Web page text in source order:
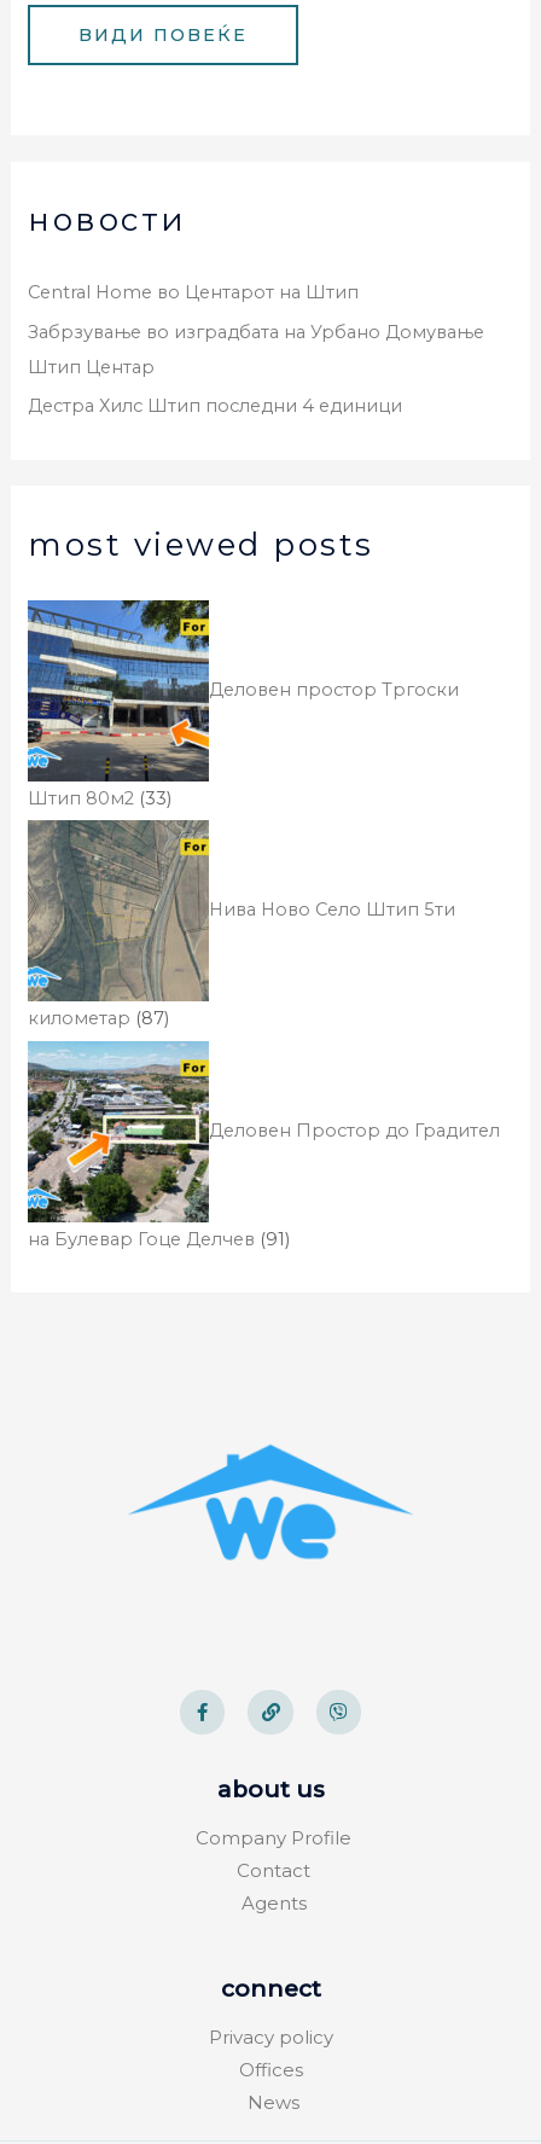
новости
Central Home во Центарот на Штип
Забрзување во изградбата на Урбано Домување
Штип Центар
Дестра Хилс Штип последни 4 единици
most viewed posts
Деловен простор Тргоски
Штип 80м2 (33)
Нива Ново Село Штип 5ти
километар (87)
Деловен Простор до Градител
на Булевар Гоце Делчев (91)
about us
Company Profile
Contact
Agents
connect
Privacy policy
Offices
News